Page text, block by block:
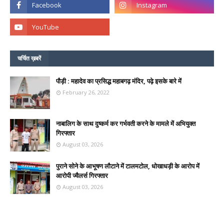
चर्चित ख़बरें
पौड़ी : महादेव का प्रसिद्ध महाबगढ़ मंदिर, पढ़े इसके बारे में
February 26, 2022
नाबालिग के साथ दुष्कर्म कर गर्भवती करने के मामले में अभियुक्त
गिरफ्तार
August 03, 2026
पुराने सोने के आभूषण लौटाने में टालमटोल, धोखाधड़ी के आरोप में
आरोपी ज्वैलर्स गिरफ्तार
August 03, 2026